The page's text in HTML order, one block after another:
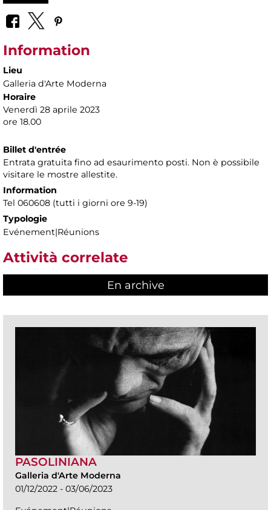
Information
Lieu
Galleria d'Arte Moderna
Horaire
Venerdì 28 aprile 2023
ore 18.00
Billet d'entrée
Entrata gratuita fino ad esaurimento posti. Non è possibile
visitare le mostre allestite.
Information
Tel 060608 (tutti i giorni ore 9-19)
Typologie
Evénement|Réunions
Attività correlate
En archive
PASOLINIANA
Galleria d'Arte Moderna
01/12/2022 - 03/06/2023